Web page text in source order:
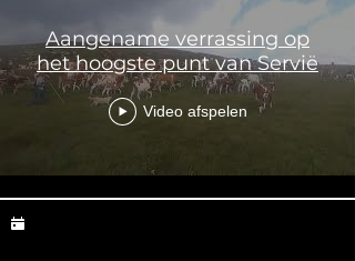
Aangename verrassing op
het hoogste punt van Servië
Video afspelen